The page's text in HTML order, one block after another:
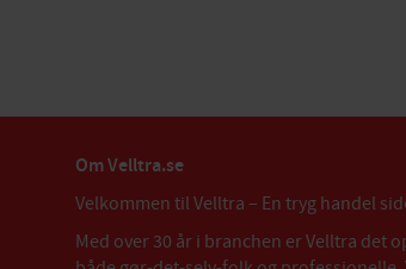
Om Velltra.se
Velkommen til Velltra – En tryg handel
Med over 30 år i branchen er Velltra det